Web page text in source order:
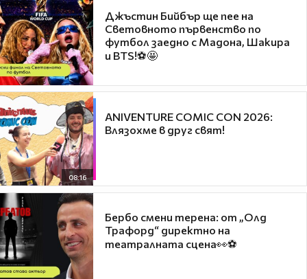
Джъстин Бийбър ще пее на
Световното първенство по
футбол заедно с Мадона, Шакира
и BTS!⚽🤩
08:16
ANIVENTURE COMIC CON 2026:
Влязохме в друг свят!
Бербо смени терена: от „Олд
Трафорд“ директно на
театралната сцена👀⚽